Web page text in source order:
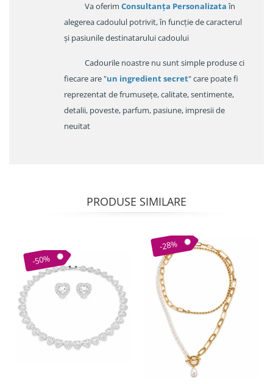
Va oferim Consultanța Personalizataîn
alegerea cadoulul potrivit, în funcție de caracterul
și pasiunile destinatarului cadoului
Cadourile noastre nu sunt simple produse ci
fiecare are "un ingredient secret" care poate fi
reprezentat de frumusețe, calitate, sentimente,
detalii, poveste, parfum, pasiune, impresii de
neuitat
PRODUSE SIMILARE
-50%
-28%